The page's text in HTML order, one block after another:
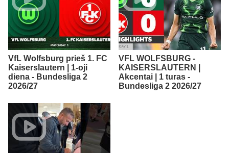
VfL Wolfsburg prieš 1. FC
Kaiserslautern | 1-oji
diena - Bundesliga 2
2026/27
VFL WOLFSBURG -
KAISERSLAUTERN |
Akcentai | 1 turas -
Bundesliga 2 2026/27